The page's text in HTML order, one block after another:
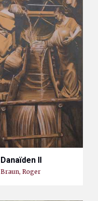
Danaïden II
Braun, Roger